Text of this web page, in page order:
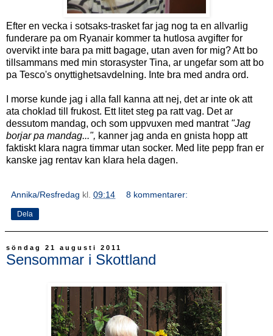
Efter en vecka i sotsaks-trasket far jag nog ta en allvarlig
funderare pa om Ryanair kommer ta hutlosa avgifter for
overvikt inte bara pa mitt bagage, utan aven for mig? Att bo
tillsammans med min storasyster Tina, ar ungefar som att bo
pa Tesco's onyttighetsavdelning. Inte bra med andra ord.
I morse kunde jag i alla fall kanna att nej, det ar inte ok att
ata choklad till frukost. Ett litet steg pa ratt vag. Det ar
dessutom mandag, och som uppvuxen med mantrat "Jag
borjar pa mandag...", kanner jag anda en gnista hopp att
faktiskt klara nagra timmar utan socker. Med lite pepp fran er
kanske jag rentav kan klara hela dagen.
Annika/Resfredag kl. 09:14 8 kommentarer:
Dela
söndag 21 augusti 2011
Sensommar i Skottland